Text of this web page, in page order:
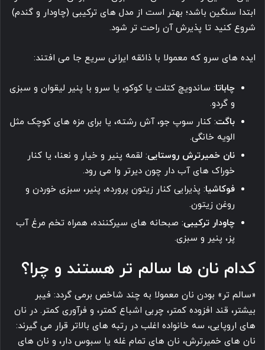
ابتدا سنگین باشد؛ بهتر است از مدل های ترکیبی (چاودار و گندم)
شروع کنید تا پذیرش آن راحت تر شود.
ایده های سرو که معمولا با ذائقه ایرانی سریع جا می افتند:
چاباتا: ساندویچ کتلت یا کوکو، یا سرو با پنیر لیقوان و سبزی
و گردو.
باگت: کنار سوپ جو، آش رشته، یا برای مزه های کوچک مثل
الویه خانگی.
نان خمیرترش روستایی: لقمه پنیر و خیار و نعنا، یا کنار
خوراک های آب دار چون دیرتر وا می رود.
فوکاشیا: پذیرایی کنار زیتون پرورده، پنیر، سبزی خوردن و
روغن زیتون.
چاودار ترکیبی: صبحانه های سیرکننده، همراه تخم مرغ آب
پز، پنیر و سبزی.
کدام نان ها سالم تر هستند و چرا؟
«سالم تر» بودن نان معمولا به چند شاخص برمی گردد: فیبر
بیشتر، قند افزوده کمتر، چربی اشباع کمتر، و فرآوری کمتر. در نان
های اروپایی، سه خانواده اغلب در رتبه های بالاتر قرار می گیرند:
نان های خمیرترش، نان های تمام غله یا سبوس دار، و نان های